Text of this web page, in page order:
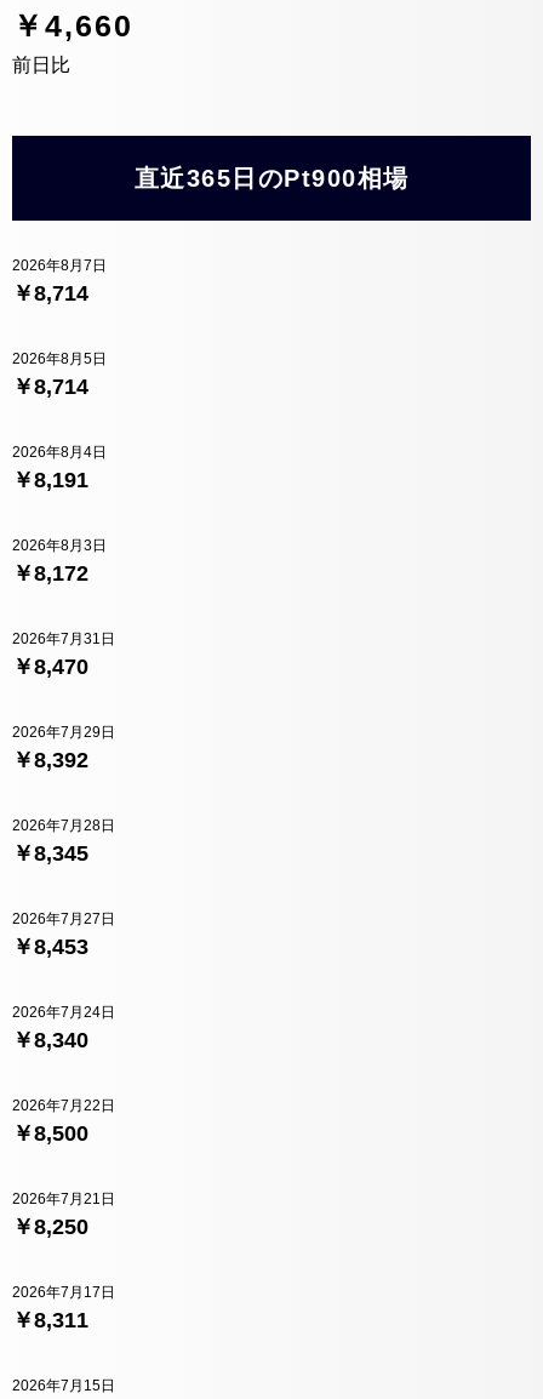
￥4,660
前日比
直近365日のPt900相場
￥8,714
2026年8月7日
￥8,714
2026年8月5日
￥8,191
2026年8月4日
￥8,172
2026年8月3日
￥8,470
2026年7月31日
￥8,392
2026年7月29日
￥8,345
2026年7月28日
￥8,453
2026年7月27日
￥8,340
2026年7月24日
￥8,500
2026年7月22日
￥8,250
2026年7月21日
￥8,311
2026年7月17日
2026年7月15日